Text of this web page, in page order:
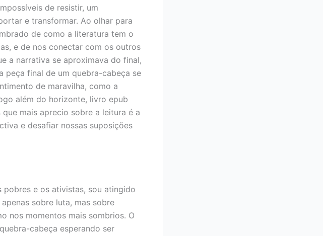
de resistir, um
e transformar. Ao olhar para
de como a literatura tem o
e de nos conectar com os outros
a narrativa se aproximava do final,
peça final de um quebra-cabeça se
de maravilha, como a
além do horizonte, livro epub
mais aprecio sobre a leitura é a
e desafiar nossas suposições
e os ativistas, sou atingido
sobre luta, mas sobre
nos momentos mais sombrios. O
cabeça esperando ser